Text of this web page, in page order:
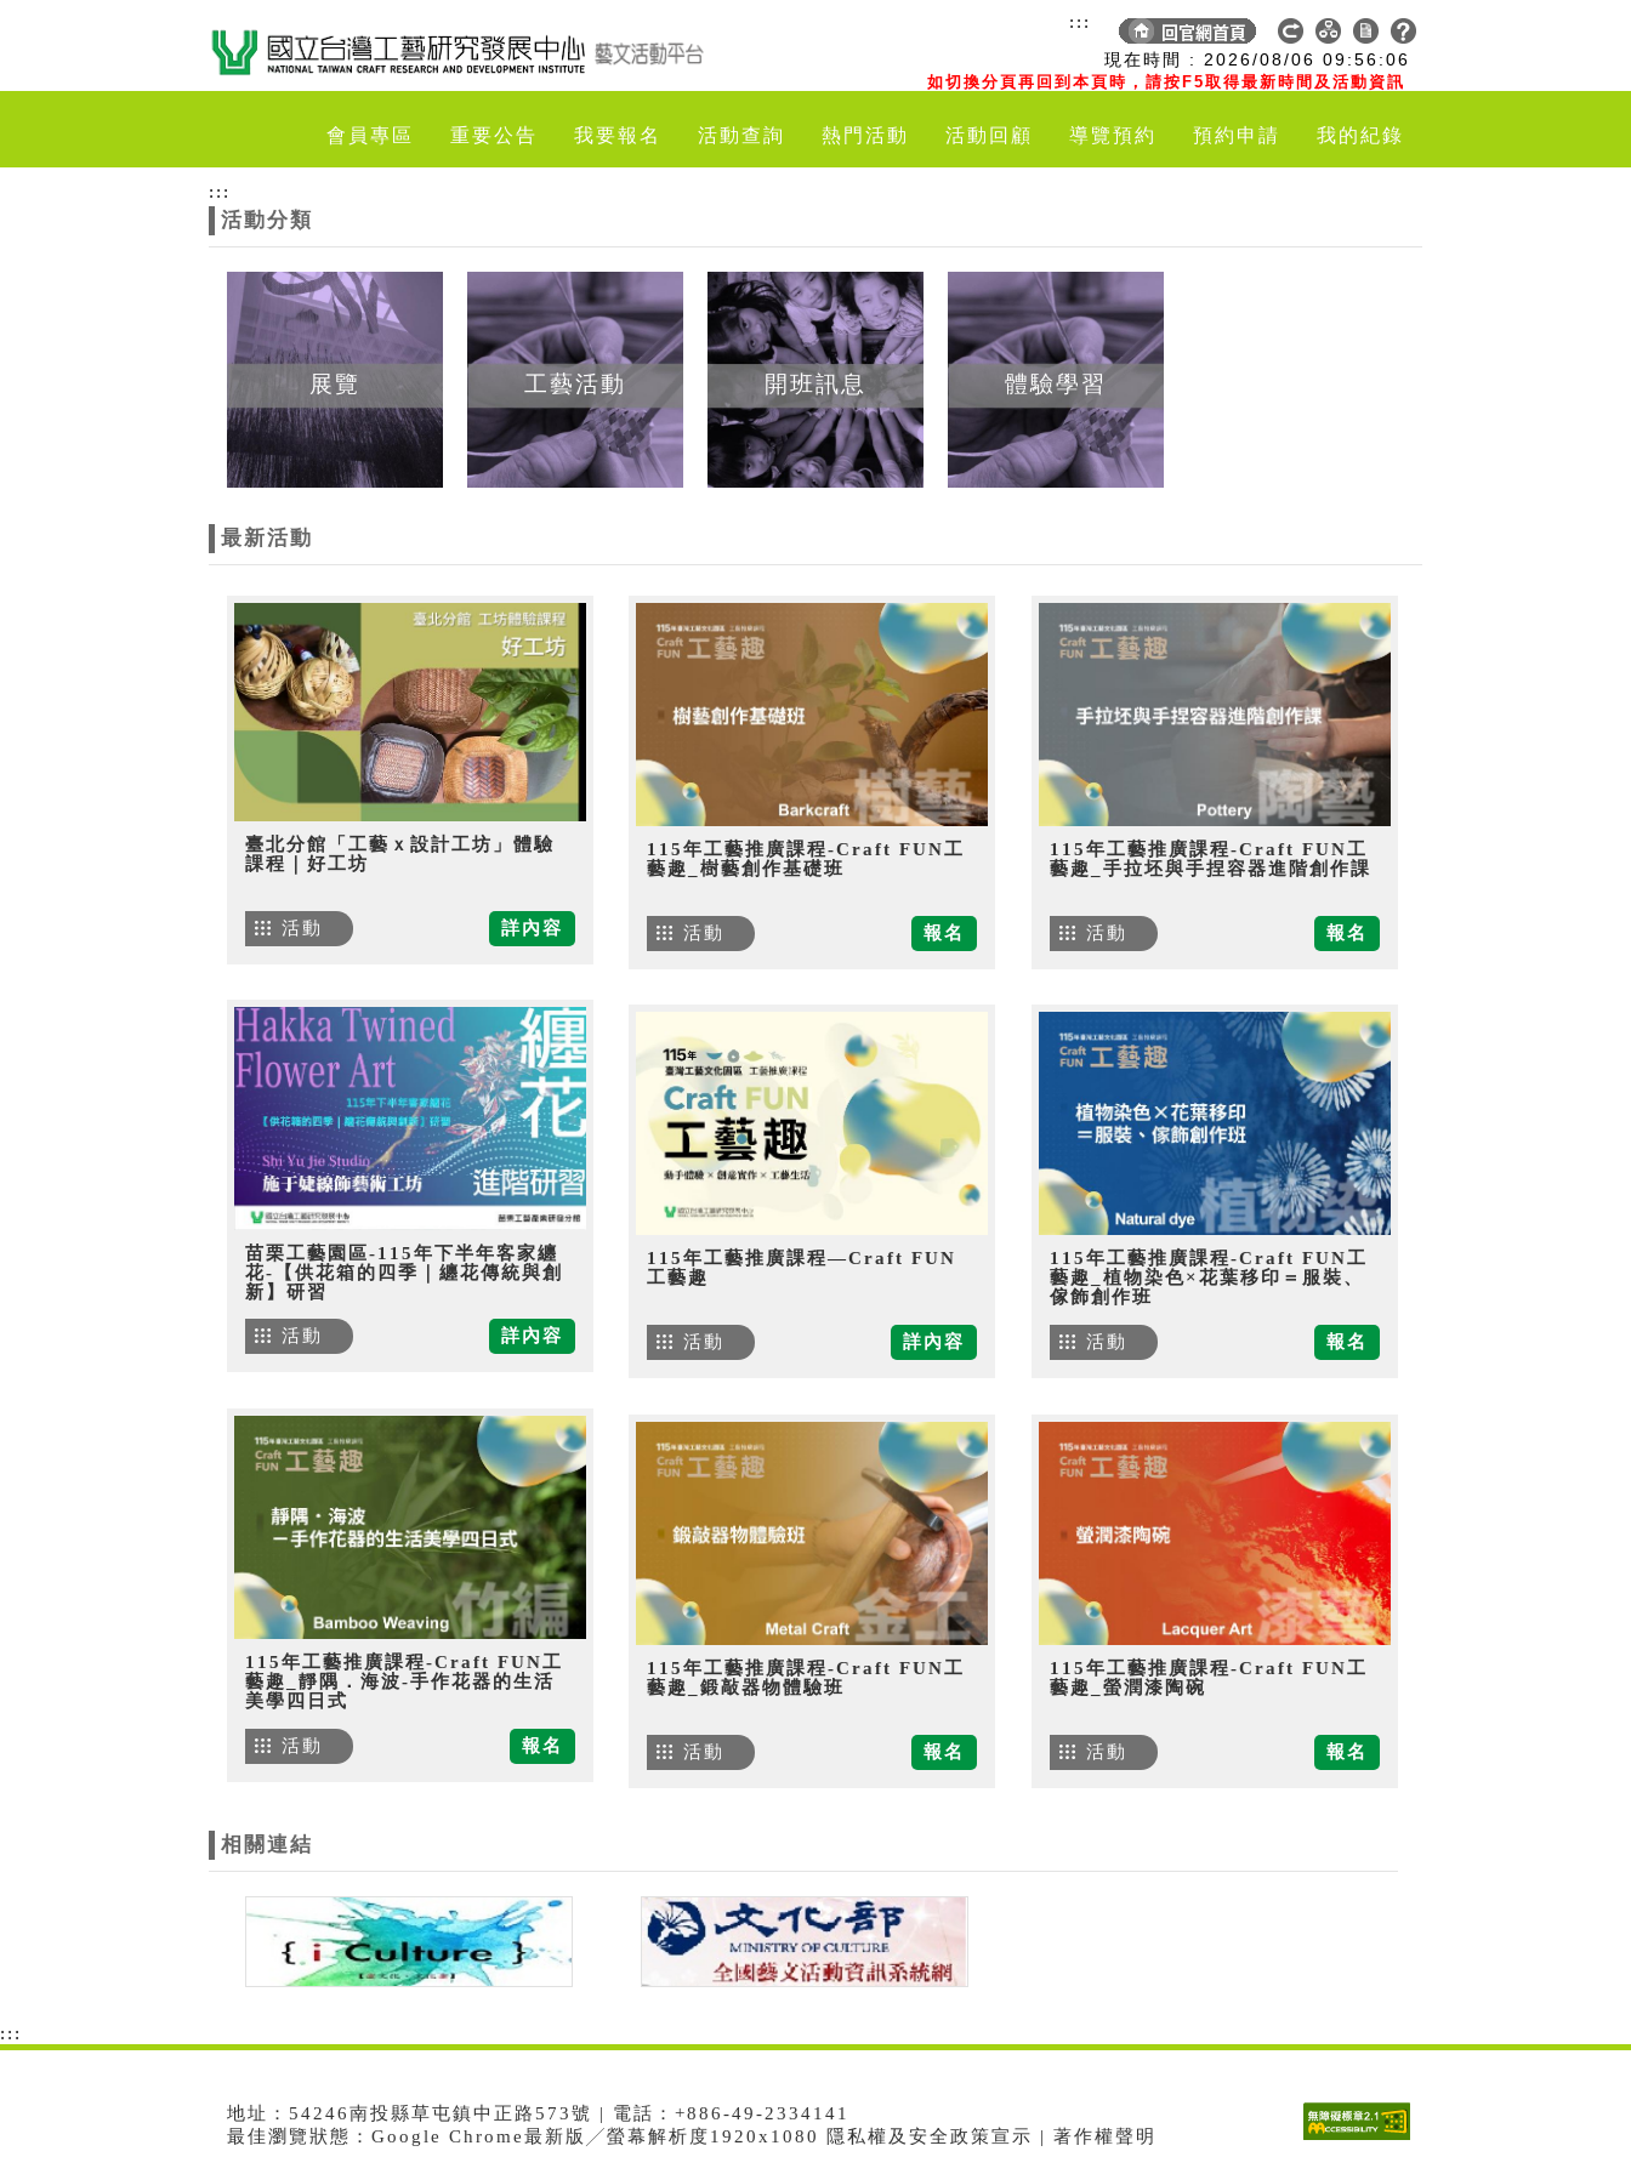
現在時間 : 2026/08/06 09:56:07
如切換分頁再回到本頁時，請按F5取得最新時間及活動資訊
:::
會員專區 重要公告 我要報名 活動查詢 熱門活動 活動回顧 導覽預約 預約申請 我的紀錄
:::
活動分類
展覽 工藝活動 開班訊息 體驗學習
最新活動
臺北分館「工藝ｘ設計工坊」體驗
課程｜好工坊
詳內容
活動
115年工藝推廣課程-Craft FUN工
藝趣_樹藝創作基礎班
報名
活動
115年工藝推廣課程-Craft FUN工
藝趣_手拉坯與手捏容器進階創作課
報名
活動
苗栗工藝園區-115年下半年客家纏
花-【供花箱的四季｜纏花傳統與創
新】研習
詳內容
活動
115年工藝推廣課程—Craft FUN
工藝趣
詳內容
活動
115年工藝推廣課程-Craft FUN工
藝趣_植物染色×花葉移印＝服裝、
傢飾創作班
報名
活動
115年工藝推廣課程-Craft FUN工
藝趣_靜隅．海波-手作花器的生活
美學四日式
報名
活動
115年工藝推廣課程-Craft FUN工
藝趣_鍛敲器物體驗班
報名
活動
115年工藝推廣課程-Craft FUN工
藝趣_螢潤漆陶碗
報名
活動
相關連結
:::
地址：54246南投縣草屯鎮中正路573號 | 電話：+886-49-2334141
最佳瀏覽狀態：Google Chrome最新版╱螢幕解析度1920x1080 隱私權及安全政策宣示 | 著作權聲明